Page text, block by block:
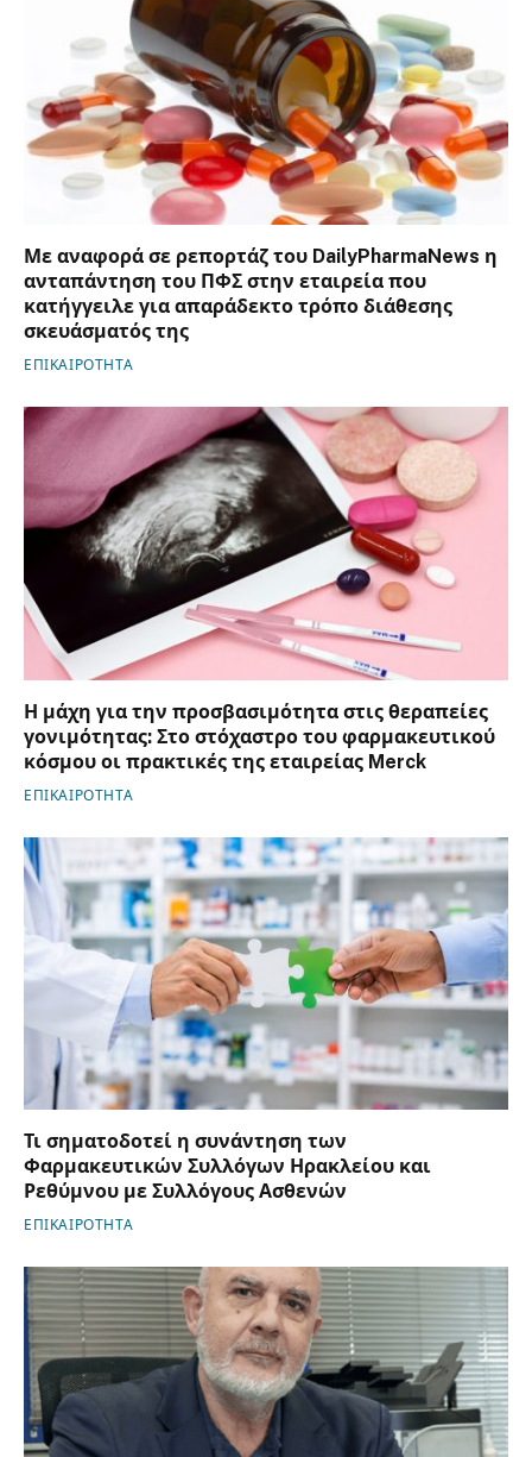
Με αναφορά σε ρεπορτάζ του DailyPharmaNews η
ανταπάντηση του ΠΦΣ στην εταιρεία που
κατήγγειλε για απαράδεκτο τρόπο διάθεσης
σκευάσματός της
ΕΠΙΚΑΙΡΟΤΗΤΑ
Η μάχη για την προσβασιμότητα στις θεραπείες
γονιμότητας: Στο στόχαστρο του φαρμακευτικού
κόσμου οι πρακτικές της εταιρείας Merck
ΕΠΙΚΑΙΡΟΤΗΤΑ
Τι σηματοδοτεί η συνάντηση των
Φαρμακευτικών Συλλόγων Ηρακλείου και
Ρεθύμνου με Συλλόγους Ασθενών
ΕΠΙΚΑΙΡΟΤΗΤΑ